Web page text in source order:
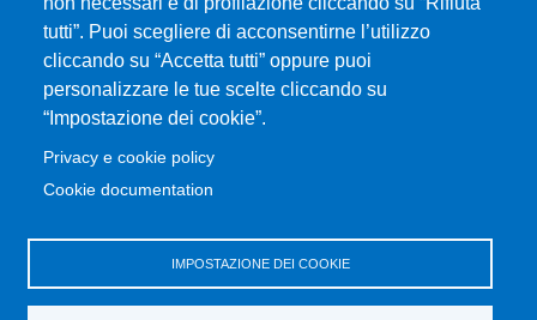
tutti”. Puoi scegliere di acconsentirne l’utilizzo
cliccando su “Accetta tutti” oppure puoi
personalizzare le tue scelte cliccando su
“Impostazione dei cookie”.
Privacy e cookie policy
Cookie documentation
IMPOSTAZIONE DEI COOKIE
Orientamento
Segreteria studenti
Studenti UNIME
MENÙ FOOTER 2
CHImiCa una buona scelta
Disposizioni in materia di STAGE e TIROCINI
Valutazione della Didattica